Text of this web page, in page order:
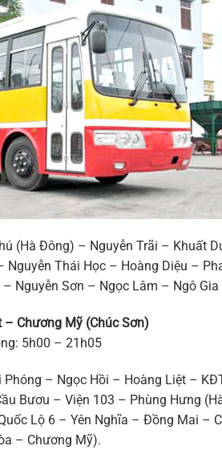
(Hà Đông) – Nguyễn Trãi – Khuất
Thái Học – Hoàng Diệu –
Nguyễn Sơn – Ngọc Lâm – Ngô
– Chương Mỹ (Chúc Sơn)
5h00 – 21h05
– Ngọc Hồi – Hoàng Liệt –
Bươu – Viện 103 – Phùng Hưng
Lộ 6 – Yên Nghĩa – Đồng Mai –
– Chương Mỹ).